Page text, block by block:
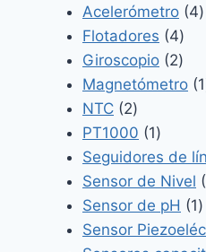
Acelerómetro 44
Flotadores 44
Giroscopio 22
Magnetómetro 1
NTC 22
productos
PT1000 11
Seguidores de
Sensor de Nivel
Sensor de pH 11
Sensor